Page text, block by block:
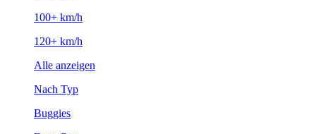
100+ km/h
120+ km/h
Alle anzeigen
Nach Typ
Buggies